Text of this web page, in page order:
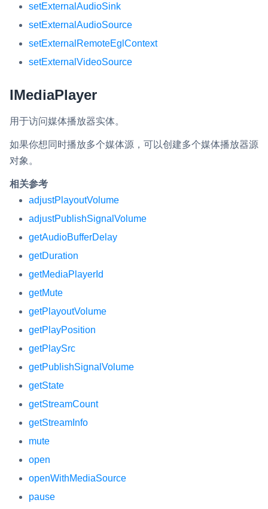
setExternalAudioSink
setExternalAudioSource
setExternalRemoteEglContext
setExternalVideoSource
IMediaPlayer
用于访问媒体播放器实体。
如果你想同时播放多个媒体源，可以创建多个媒体播放器源
对象。
相关参考
adjustPlayoutVolume
adjustPublishSignalVolume
getAudioBufferDelay
getDuration
getMediaPlayerId
getMute
getPlayoutVolume
getPlayPosition
getPlaySrc
getPublishSignalVolume
getState
getStreamCount
getStreamInfo
mute
open
openWithMediaSource
pause